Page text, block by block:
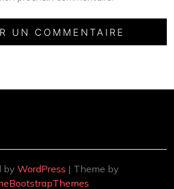
by WordPress | Theme by